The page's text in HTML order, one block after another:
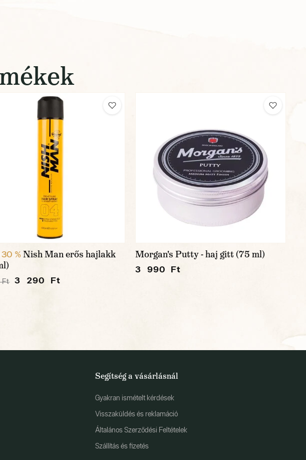
30 %Nish Man erős hajlakk
3 290 Ft
Morgan's Putty - haj gitt (75 ml)
3 990 Ft
Segítség a vásárlásnál
Gyakran ismételt kérdések
Visszaküldés és reklamáció
Általános Szerződési Feltételek
Szállítás és fizetés